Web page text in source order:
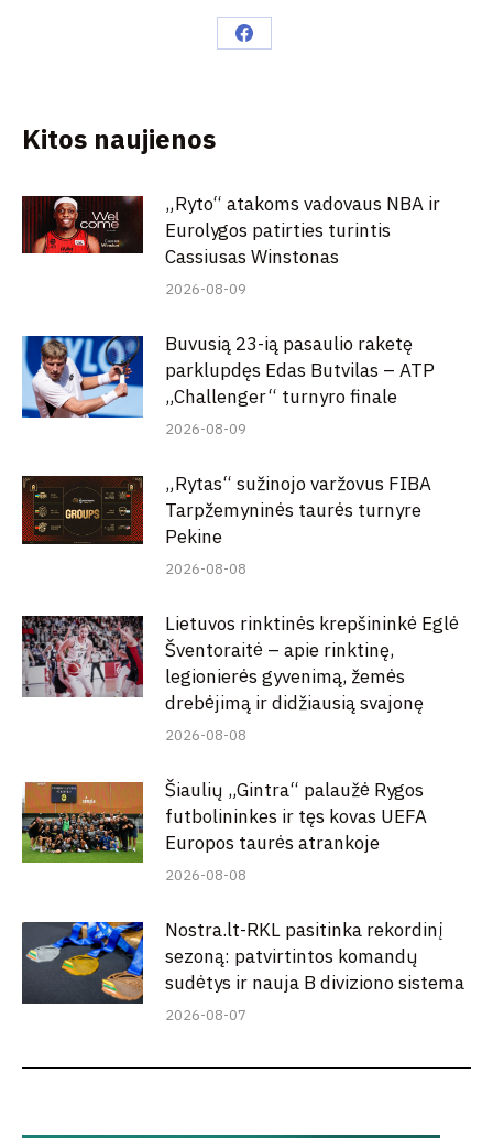
Share
Kitos naujienos
„Ryto“ atakoms vadovaus NBA ir
Eurolygos patirties turintis
Cassiusas Winstonas
2026-08-09
Buvusią 23-ią pasaulio raketę
parklupdęs Edas Butvilas – ATP
„Challenger“ turnyro finale
2026-08-09
„Rytas“ sužinojo varžovus FIBA
Tarpžemyninės taurės turnyre
Pekine
2026-08-08
Lietuvos rinktinės krepšininkė Eglė
Šventoraitė – apie rinktinę,
legionierės gyvenimą, žemės
drebėjimą ir didžiausią svajonę
2026-08-08
Šiaulių „Gintra“ palaužė Rygos
futbolininkes ir tęs kovas UEFA
Europos taurės atrankoje
2026-08-08
Nostra.lt-RKL pasitinka rekordinį
sezoną: patvirtintos komandų
sudėtys ir nauja B diviziono sistema
2026-08-07